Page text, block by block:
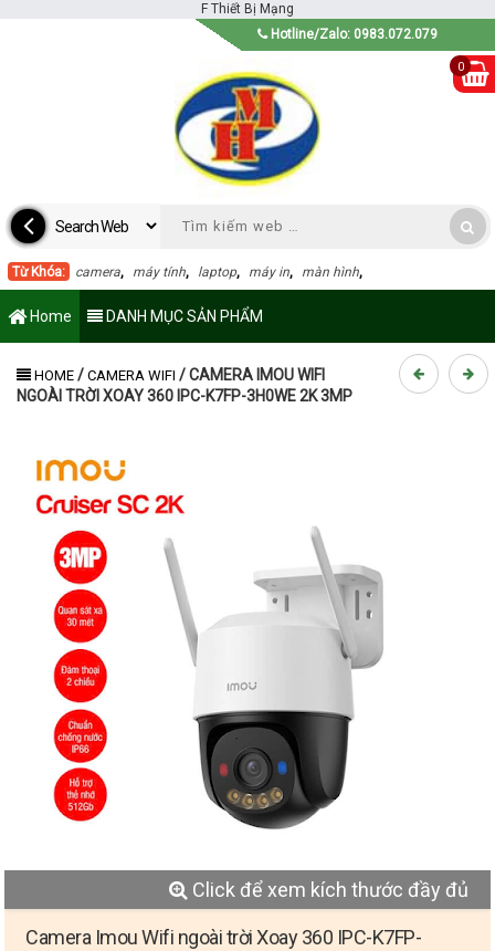
F Thiết Bị Mạng
Hotline/Zalo: 0983.072.079
Từ Khóa: camera, máy tính, laptop, máy in, màn hình,
Home DANH MỤC SẢN PHẨM
HOME / CAMERA WIFI /CAMERA IMOU WIFI
NGOÀI TRỜI XOAY 360 IPC-K7FP-3H0WE 2K 3MP
Click để xem kích thước đầy đủ
Camera Imou Wifi ngoài trời Xoay 360 IPC-K7FP-
0